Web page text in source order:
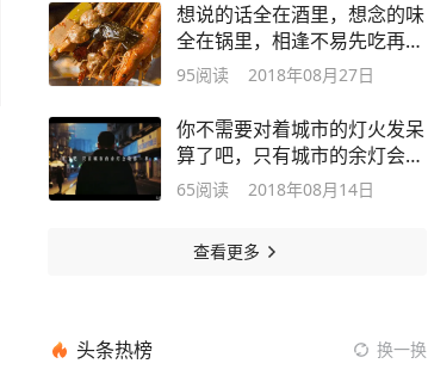
想说的话全在酒里，想念的味
全在锅里，相逢不易先吃再
说！
95阅读 2018年08月27日
你不需要对着城市的灯火发呆
算了吧，只有城市的余灯会敬
你一杯
65阅读 2018年08月14日
查看更多
头条热榜 换一换